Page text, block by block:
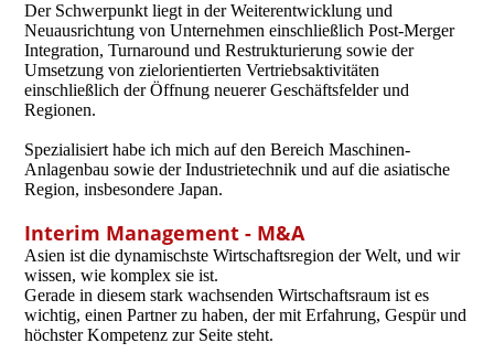
Der Schwerpunkt liegt in der Weiterentwicklung und
Neuausrichtung von Unternehmen einschließlich Post-Merger
Integration, Turnaround und Restrukturierung sowie der
Umsetzung von zielorientierten Vertriebsaktivitäten
einschließlich der Öffnung neuerer Geschäftsfelder und
Regionen.
Spezialisiert habe ich mich auf den Bereich Maschinen-
Anlagenbau sowie der Industrietechnik und auf die asiatische
Region, insbesondere Japan.
Interim Management - M&A
Asien ist die dynami­schste Wirtschafts­region der Welt, und wir
wissen, wie komplex sie ist.
Gerade in diesem stark wach­sen­den Wirt­­schafts­raum ist es
wichtig, einen Partner zu haben, der mit Erfah­rung, Gespür und
höchster Kompe­tenz zur Seite steht.